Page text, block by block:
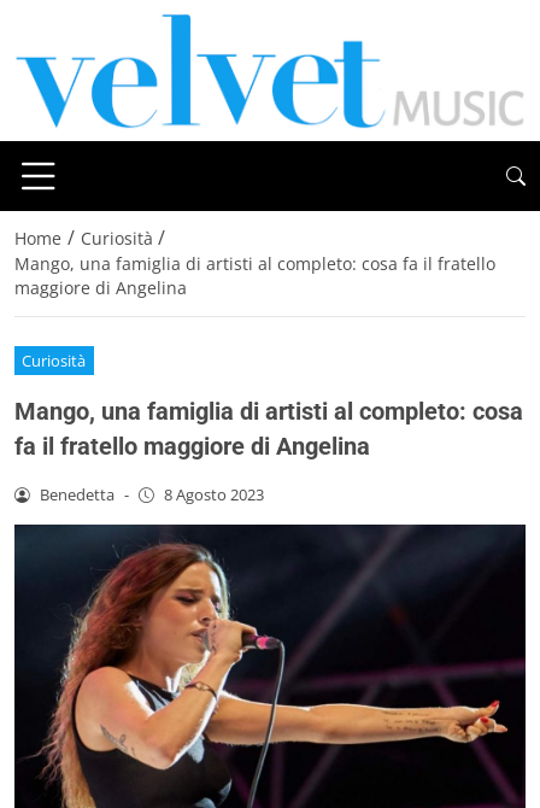
Home / Curiosità /
Mango, una famiglia di artisti al completo: cosa fa il fratello
maggiore di Angelina
Curiosità
Mango, una famiglia di artisti al completo: cosa
fa il fratello maggiore di Angelina
Benedetta - 8 Agosto 2023